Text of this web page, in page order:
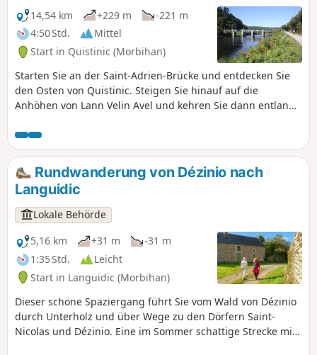
14,54 km
+229 m
-221 m
4:50 Std.
Mittel
Start in Quistinic (Morbihan)
Starten Sie an der Saint-Adrien-Brücke und entdecken Sie
den Osten von Quistinic. Steigen Sie hinauf auf die
Anhöhen von Lann Velin Avel und kehren Sie dann entlang
Wanderung die Schönheit der grünen Landschaften und
die Ausblicke auf den Fluss. Lassen Sie sich auf den Wegen
von Kapellen, Brunnen, Weilern, Brücken und Schleusen
überraschen … Diese Route folgt dem östlichen Teil des
„Circuit des chapelles“.
Rundwanderung von Dézinio nach
Languidic
Lokale Behörde
5,16 km
+31 m
-31 m
1:35 Std.
Leicht
Start in Languidic (Morbihan)
Dieser schöne Spaziergang führt Sie vom Wald von Dézinio
durch Unterholz und über Wege zu den Dörfern Saint-
Nicolas und Dézinio. Eine im Sommer schattige Strecke mit